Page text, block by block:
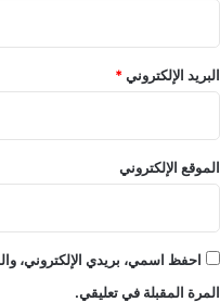
البريد الإلكتروني*
الموقع الإلكتروني
احفظ اسمي، بريدي الإلكتروني،
المرة المقبلة في تعليقي.